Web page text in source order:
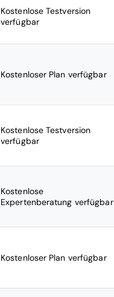
Kostenlose Testversion
verfügbar
Kostenloser Plan verfügbar
Kostenlose Testversion
verfügbar
Kostenlose
Expertenberatung verfügbar
Kostenloser Plan verfügbar